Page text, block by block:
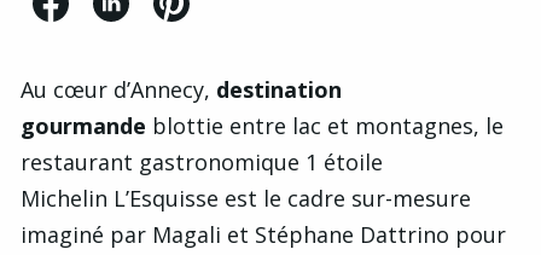
Au cœur d’Annecy, destination
gourmande blottie entre lac et montagnes, le
restaurant gastronomique 1 étoile
Michelin L’Esquisse est le cadre sur-mesure
imaginé par Magali et Stéphane Dattrino pour